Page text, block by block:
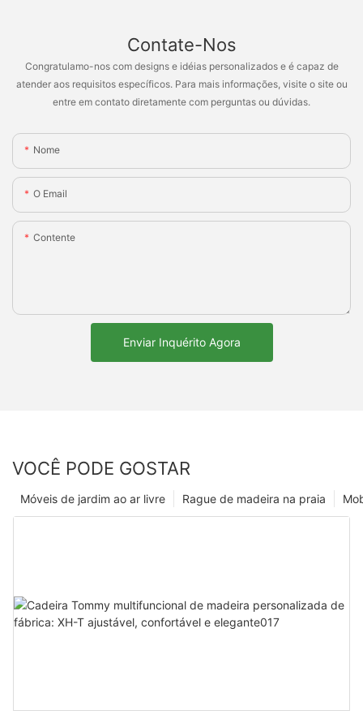
Contate-Nos
Congratulamo-nos com designs e idéias personalizados e é capaz de
atender aos requisitos específicos. Para mais informações, visite o site ou
entre em contato diretamente com perguntas ou dúvidas.
Nome
O Email
Contente
Enviar Inquérito Agora
VOCÊ PODE GOSTAR
Rague de madeira na praia
Móveis de jardim ao ar livre